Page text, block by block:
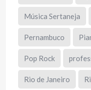
Música Sertaneja
Pernambuco
Pop Rock
Rio de Janeiro